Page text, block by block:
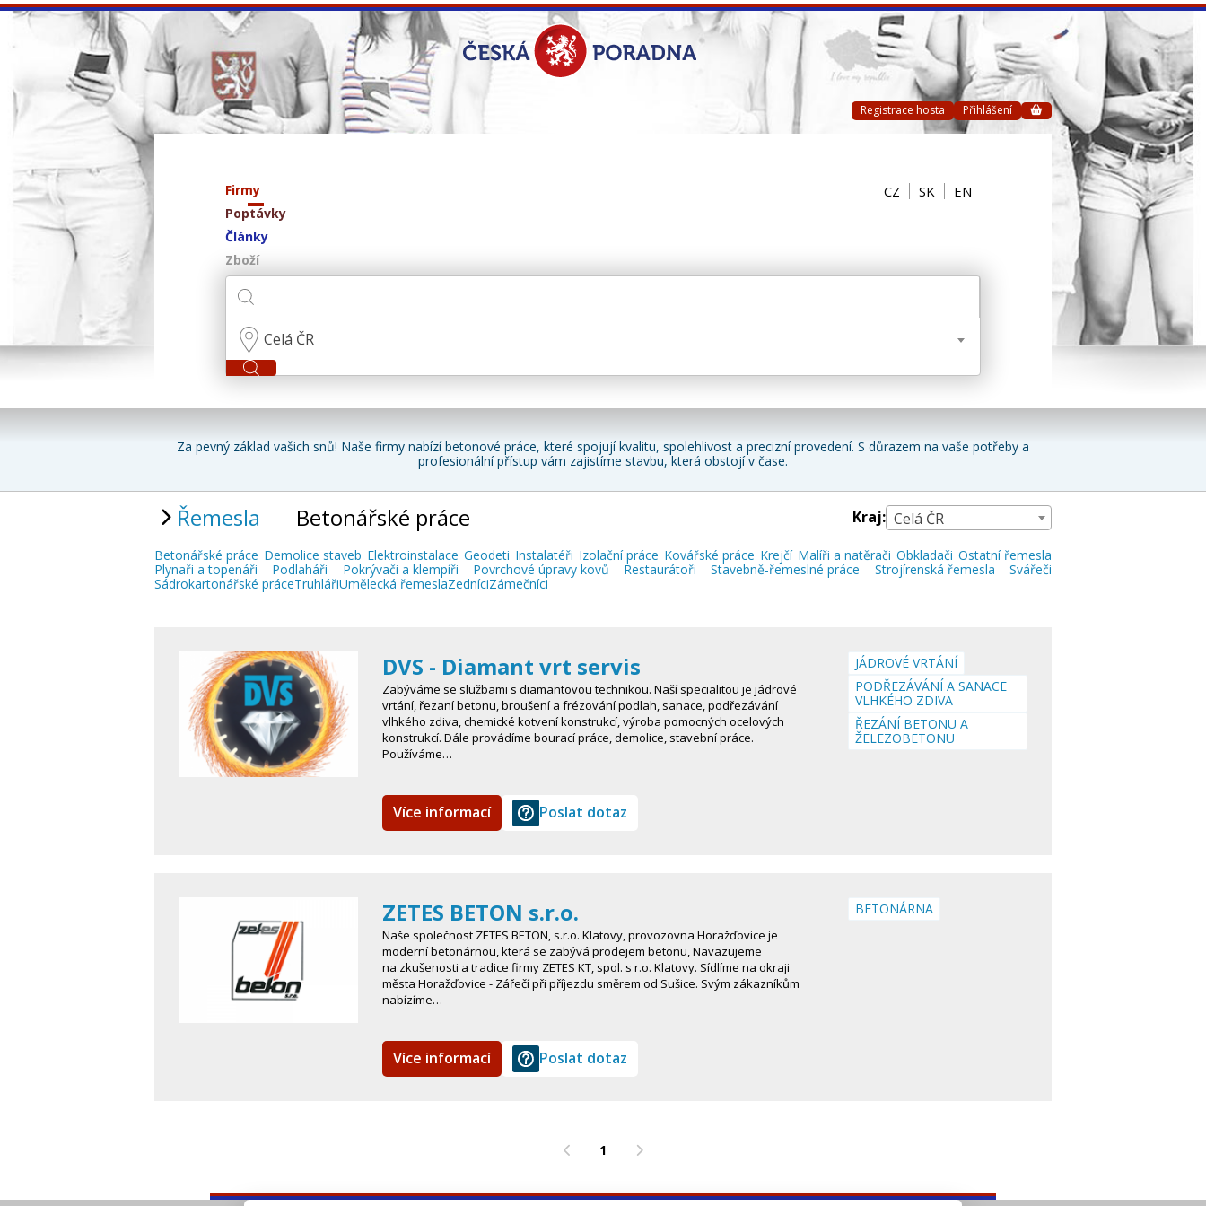
Registrace hosta Přihlášení
Firmy
Poptávky
Články
Zboží
CZ SK EN
Celá ČR
Za pevný základ vašich snů! Naše firmy nabízí betonové práce, které spojují kvalitu, spolehlivost a precizní provedení. S důrazem na vaše potřeby a
profesionální přístup vám zajistíme stavbu, která obstojí v čase.
Řemesla Betonářské práce Kraj: Celá ČR
Betonářské práce Demolice staveb Elektroinstalace Geodeti Instalatéři Izolační práce Kovářské práce Krejčí Malíři a natěrači Obkladači Ostatní řemesla
Plynaři a topenáři
Podlaháři Pokrývači a klempíři Povrchové úpravy kovů Restaurátoři Stavebně-řemeslné práce Strojírenská řemesla
Svářeči
Sádrokartonářské práceTruhlářiUmělecká řemeslaZedníciZámečníci
DVS - Diamant vrt servis
Zabýváme se službami s diamantovou technikou. Naší specialitou je jádrové
vrtání, řezaní betonu, broušení a frézování podlah, sanace, podřezávání
vlhkého zdiva, chemické kotvení konstrukcí, výroba pomocných ocelových
konstrukcí. Dále provádíme bourací práce, demolice, stavební práce.
Používáme…
JÁDROVÉ VRTÁNÍ
PODŘEZÁVÁNÍ A SANACE
VLHKÉHO ZDIVA
ŘEZÁNÍ BETONU A
ŽELEZOBETONU
Více informací Poslat dotaz
ZETES BETON s.r.o.
Naše společnost ZETES BETON, s.r.o. Klatovy, provozovna Horažďovice je
moderní betonárnou, která se zabývá prodejem betonu, Navazujeme
na zkušenosti a tradice firmy ZETES KT, spol. s r.o. Klatovy. Sídlíme na okraji
města Horažďovice - Zářečí při příjezdu směrem od Sušice. Svým zákazníkům
nabízíme…
BETONÁRNA
Více informací Poslat dotaz
1